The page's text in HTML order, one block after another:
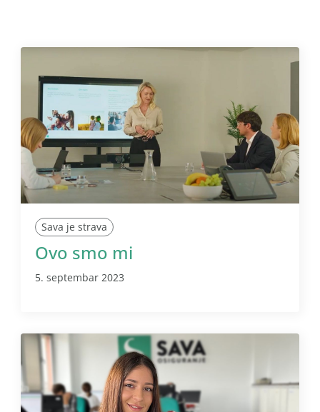
Sava je strava
Ovo smo mi
5. septembar 2023